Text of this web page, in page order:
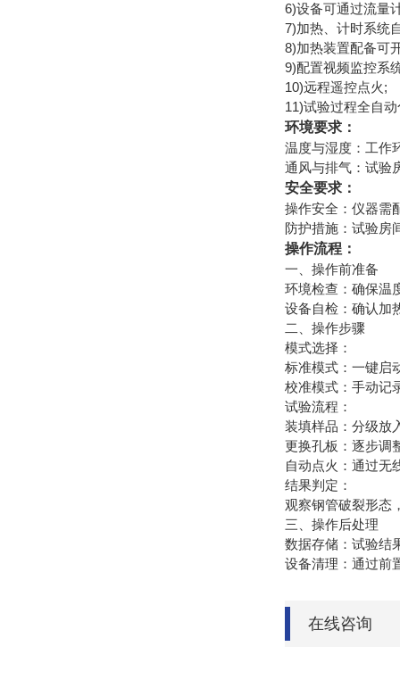
6)设备可通过流量
7)加热、计时系统
8)加热装置配备可
9)配置视频监控系
10)远程遥控点火;
11)试验过程全自
环境要求‌：
温度与湿度‌：工作
通风与排气‌：试验
安全要求‌：
操作安全‌：仪器需
防护措施‌：试验房
操作流程：
一、操作前准备
环境检查‌：确保温
设备自检‌：确认加
二、操作步骤
‌模式选择‌：
标准模式‌：一键启
校准模式‌：手动记
‌试验流程‌：
装填样品‌：分级放
更换孔板‌：逐步调
自动点火‌：通过无
‌结果判定‌：
观察钢管破裂形态
三、操作后处理
数据存储‌：试验结
设备清理‌：通过前
在线咨询